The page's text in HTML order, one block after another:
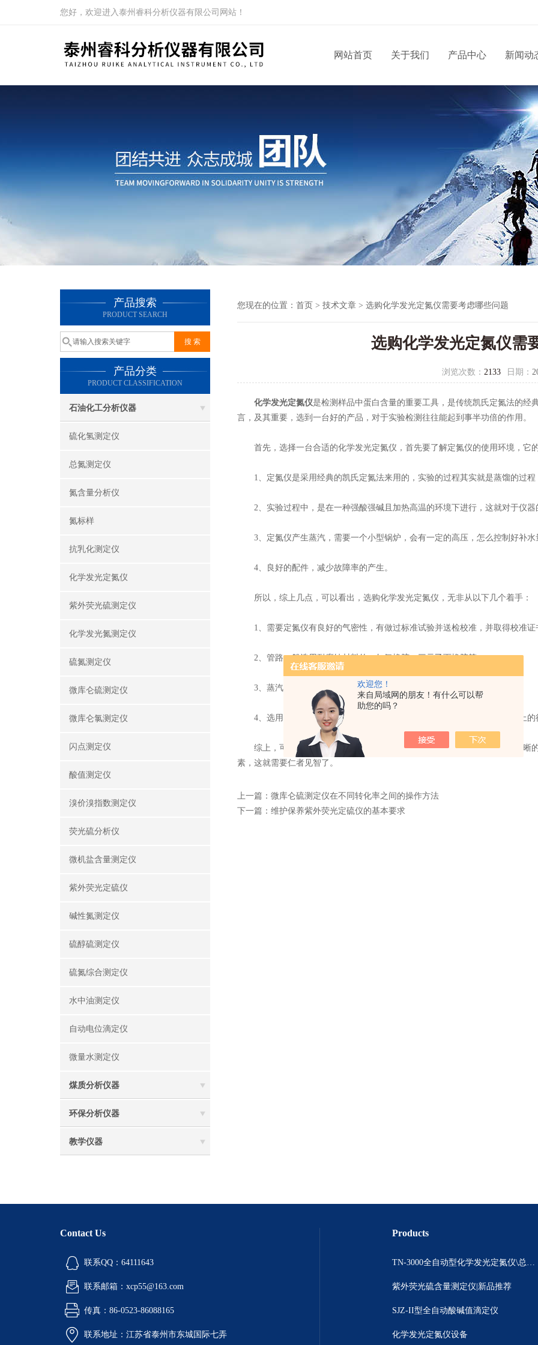
欢迎您！
来自局域网的朋友！有什么可以帮
助您的吗？
您好，欢迎进入泰州睿科分析仪器有限公司网站！
网站首页 关于我们 产品中心 新闻动
产品搜索
PRODUCT SEARCH
产品分类
PRODUCT CLASSIFICATION
石油化工分析仪器
硫化氢测定仪
总氮测定仪
氮含量分析仪
氮标样
抗乳化测定仪
化学发光定氮仪
紫外荧光硫测定仪
化学发光氮测定仪
硫氮测定仪
微库仑硫测定仪
微库仑氯测定仪
闪点测定仪
酸值测定仪
溴价溴指数测定仪
荧光硫分析仪
微机盐含量测定仪
紫外荧光定硫仪
碱性氮测定仪
硫醇硫测定仪
硫氮综合测定仪
水中油测定仪
自动电位滴定仪
微量水测定仪
煤质分析仪器
环保分析仪器
教学仪器
您现在的位置： 首页 > 技术文章 > 选购化学发光定氮仪需要考虑哪些问题
选购化学发光定氮仪需
浏览次数： 2133 日期：
化学发光定氮仪是检测样品中蛋白含量的重要工具，是传统凯氏定氮法的经
言，及其重要，选到一台好的产品，对于实验检测往往能起到事半功倍的作用。
首先，选择一台合适的化学发光定氮仪，首先要了解定氮仪的使用环境，它
1、定氮仪是采用经典的凯氏定氮法来用的，实验的过程其实就是蒸馏的过程
2、实验过程中，是在一种强酸强碱且加热高温的环境下进行，这就对于仪器
3、定氮仪产生蒸汽，需要一个小型锅炉，会有一定的高压，怎么控制好补水
4、良好的配件，减少故障率的产生。
所以，综上几点，可以看出，选购化学发光定氮仪，无非从以下几个着手：
1、需要定氮仪有良好的气密性，有做过标准试验并送检校准，并取得校准证
2、管路一般选用耐腐蚀材料的，如氟橡胶，三元乙丙橡胶等
3、蒸汽锅炉会自动感应，缺水补水，过温保护的定氮仪值得购买
4、选用优良配件，自制件，经验破坏性试验的仪器，能承诺质保两年以上的
综上，可以看出，选择一台合适的并不难，往往通过以上的几点就能有清晰
素，这就需要仁者见智了。
上一篇： 微库仑硫测定仪在不同转化率之间的操作方法
下一篇： 维护保养紫外荧光定硫仪的基本要求
Contact Us
联系QQ：64111643
联系邮箱：xcp55@163.com
传真：86-0523-86088165
联系地址：江苏省泰州市东城国际七弄
Products
TN-3000全自动型化学发光定氮仪\总氮测定\ 氮含量分析仪
紫外荧光硫含量测定仪|新品推荐
SJZ-II型全自动酸碱值滴定仪
化学发光定氮仪设备